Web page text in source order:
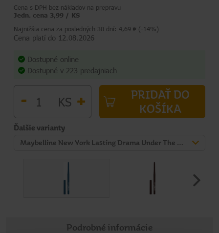
Cena s DPH bez nákladov na prepravu
Jedn. cena 3,99 / KS
Najnižšia cena za posledných 30 dní: 4,69 € (-14%)
Cena platí do 12.08.2026
Dostupné online
Dostupné v 223 predajniach
- KS +
PRIDAŤ DO
KOŠÍKA
Ďalšie varianty
Maybelline New York Lasting Drama Under The Sea gélová ceruzka 1 ks
Podrobné informácie